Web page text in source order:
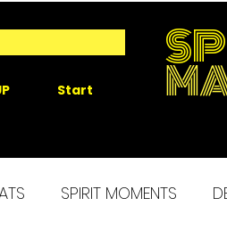
Start
SPIRIT MOMENTS